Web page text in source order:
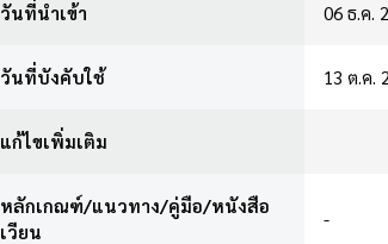
วันที่นำเข้า 06 ธ.ค.
วันที่บังคับใช้ 13 ต.ค.
แก้ไขเพิ่มเติม
หลักเกณฑ์/แนวทาง/คู่มือ/หนังสือ
เวียน
-